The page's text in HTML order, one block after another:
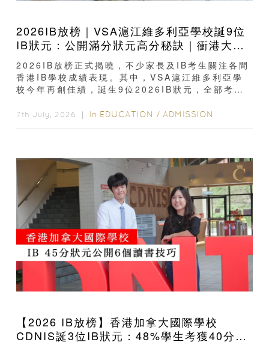
2026IB放榜｜VSA滬江維多利亞學校誕9位
IB狀元：公開滿分狀元高分秘訣｜衝港大、
帝國理工必看
2026IB放榜正式揭曉，不少家長及IB考生關注各間
香港IB學校成績表現。其中，VSA滬江維多利亞學
校今年再創佳績，誕生9位2026IB狀元，全部考獲
7th July, 2026 ｜ In EDUCATION / ADMISSION
【2026 IB放榜】香港加拿大國際學校
CDNIS誕3位IB狀元：48%學生考獲40分以